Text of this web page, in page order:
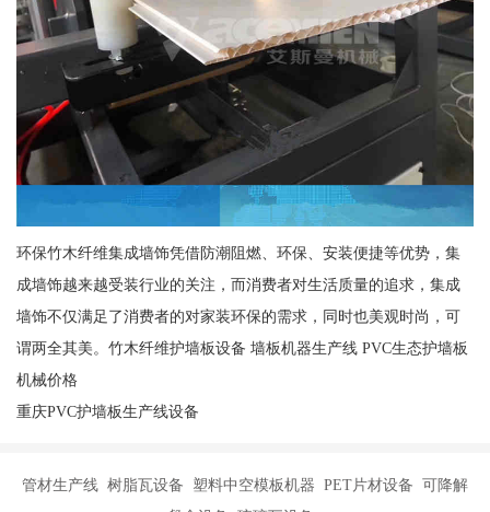
环保竹木纤维集成墙饰凭借防潮阻燃、环保、安装便捷等优势，集
成墙饰越来越受装行业的关注，而消费者对生活质量的追求，集成
墙饰不仅满足了消费者的对家装环保的需求，同时也美观时尚，可
谓两全其美。竹木纤维护墙板设备 墙板机器生产线 PVC生态护墙板
机械价格
重庆PVC护墙板生产线设备
管材生产线 树脂瓦设备 塑料中空模板机器 PET片材设备 可降解